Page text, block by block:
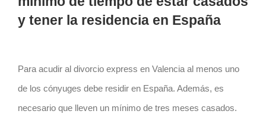
y tener la residencia en España
Para acudir al divorcio express en Valencia al menos uno
de los cónyuges debe residir en España. Además, es
necesario que lleven un mínimo de tres meses casados.